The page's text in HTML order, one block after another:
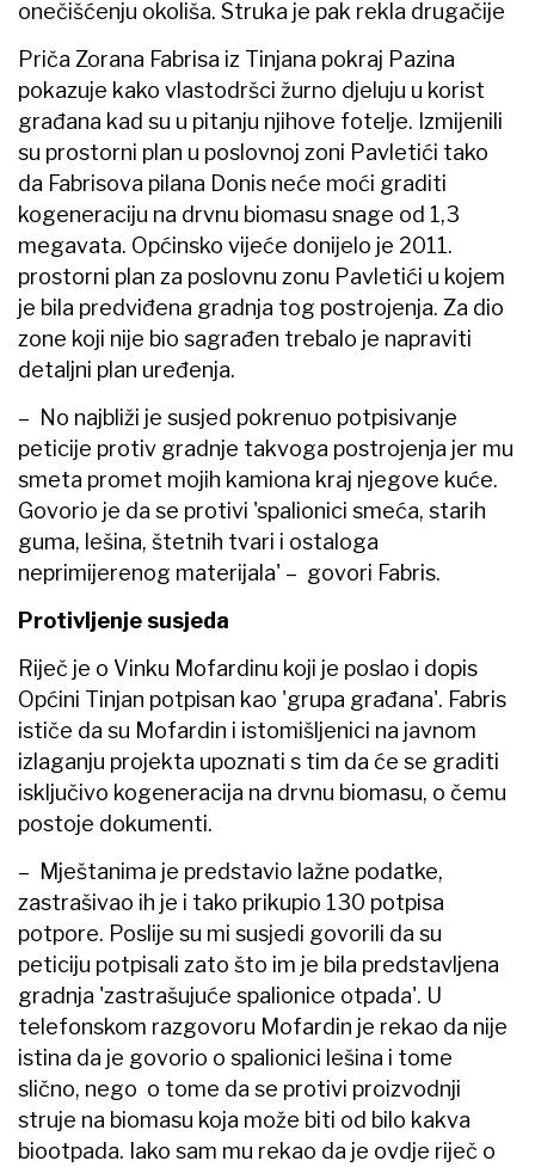
onečišćenju okoliša. Struka je pak rekla drugačije
Priča Zorana Fabrisa iz Tinjana pokraj Pazina
pokazuje kako vlastodršci žurno djeluju u korist
građana kad su u pitanju njihove fotelje. Izmijenili
su prostorni plan u poslovnoj zoni Pavletići tako
da Fabrisova pilana Donis neće moći graditi
kogeneraciju na drvnu biomasu snage od 1,3
megavata. Općinsko vijeće donijelo je 2011.
prostorni plan za poslovnu zonu Pavletići u kojem
je bila predviđena gradnja tog postrojenja. Za dio
zone koji nije bio sagrađen trebalo je napraviti
detaljni plan uređenja.
– No najbliži je susjed pokrenuo potpisivanje
peticije protiv gradnje takvoga postrojenja jer mu
smeta promet mojih kamiona kraj njegove kuće.
Govorio je da se protivi 'spalionici smeća, starih
guma, lešina, štetnih tvari i ostaloga
neprimijerenog materijala' – govori Fabris.
Protivljenje susjeda
Riječ je o Vinku Mofardinu koji je poslao i dopis
Općini Tinjan potpisan kao 'grupa građana'. Fabris
ističe da su Mofardin i istomišljenici na javnom
izlaganju projekta upoznati s tim da će se graditi
isključivo kogeneracija na drvnu biomasu, o čemu
postoje dokumenti.
– Mještanima je predstavio lažne podatke,
zastrašivao ih je i tako prikupio 130 potpisa
potpore. Poslije su mi susjedi govorili da su
peticiju potpisali zato što im je bila predstavljena
gradnja 'zastrašujuće spalionice otpada'. U
telefonskom razgovoru Mofardin je rekao da nije
istina da je govorio o spalionici lešina i tome
slično, nego o tome da se protivi proizvodnji
struje na biomasu koja može biti od bilo kakva
biootpada. Iako sam mu rekao da je ovdje riječ o